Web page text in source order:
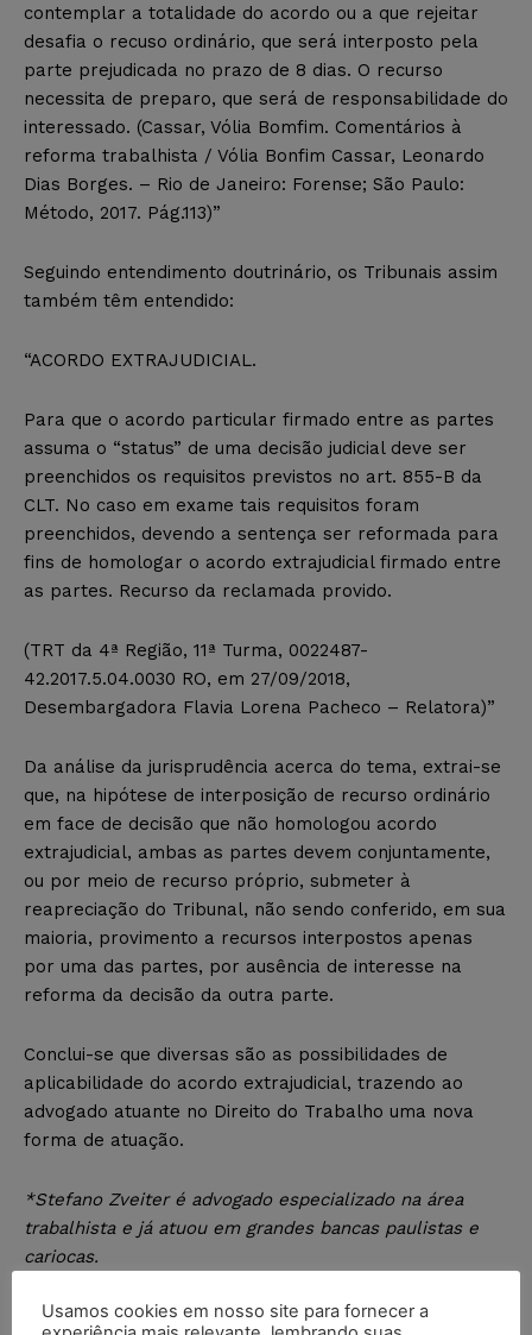
contemplar a totalidade do acordo ou a que rejeitar
desafia o recuso ordinário, que será interposto pela
parte prejudicada no prazo de 8 dias. O recurso
necessita de preparo, que será de responsabilidade do
interessado. (Cassar, Vólia Bomfim. Comentários à
reforma trabalhista / Vólia Bonfim Cassar, Leonardo
Dias Borges. – Rio de Janeiro: Forense; São Paulo:
Método, 2017. Pág.113)”
Seguindo entendimento doutrinário, os Tribunais assim
também têm entendido:
“ACORDO EXTRAJUDICIAL.
Para que o acordo particular firmado entre as partes
assuma o “status” de uma decisão judicial deve ser
preenchidos os requisitos previstos no art. 855-B da
CLT. No caso em exame tais requisitos foram
preenchidos, devendo a sentença ser reformada para
fins de homologar o acordo extrajudicial firmado entre
as partes. Recurso da reclamada provido.
(TRT da 4ª Região, 11ª Turma, 0022487-
42.2017.5.04.0030 RO, em 27/09/2018,
Desembargadora Flavia Lorena Pacheco – Relatora)”
Da análise da jurisprudência acerca do tema, extrai-se
que, na hipótese de interposição de recurso ordinário
em face de decisão que não homologou acordo
extrajudicial, ambas as partes devem conjuntamente,
ou por meio de recurso próprio, submeter à
reapreciação do Tribunal, não sendo conferido, em sua
maioria, provimento a recursos interpostos apenas
por uma das partes, por ausência de interesse na
reforma da decisão da outra parte.
Conclui-se que diversas são as possibilidades de
aplicabilidade do acordo extrajudicial, trazendo ao
advogado atuante no Direito do Trabalho uma nova
forma de atuação.
*Stefano Zveiter é advogado especializado na área
trabalhista e já atuou em grandes bancas paulistas e
cariocas.
Usamos cookies em nosso site para fornecer a